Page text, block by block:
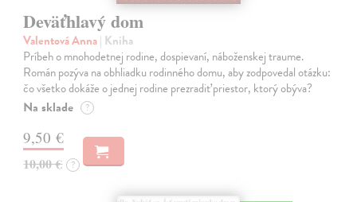
Deväťhlavý dom
Valentová Anna| Kniha
Príbeh o mnohodetnej rodine, dospievaní, náboženskej traume.
Román pozýva na obhliadku rodinného domu, aby zodpovedal otázku:
čo všetko dokáže o jednej rodine prezradiť priestor, ktorý obýva?
Na sklade ?
9,50 €
10,00 € ?